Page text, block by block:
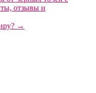
отзывы и
→